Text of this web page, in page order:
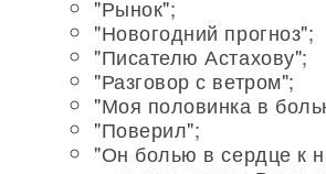
"Рынок";
"Новогодний прогноз";
"Писателю Астахову";
"Разговор с ветром";
"Моя половинка в
"Поверил";
"Он болью в сердце к